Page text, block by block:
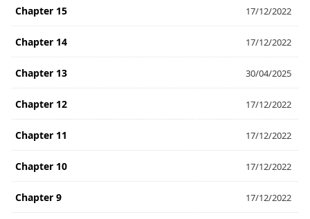
Chapter 15 17/12/2022
Chapter 14 17/12/2022
Chapter 13 30/04/2025
Chapter 12 17/12/2022
Chapter 11 17/12/2022
Chapter 10 17/12/2022
Chapter 9 17/12/2022